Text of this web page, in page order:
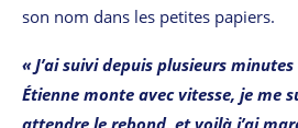
son nom dans les petites papiers.
« J’ai suivi depuis plusieurs
Étienne monte avec vitesse, je me